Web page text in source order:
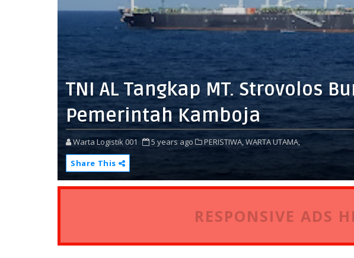
TNI AL Tangkap MT. Strovolos
Pemerintah Kamboja
Warta Logistik 001 5 years ago PERISTIWA,WARTA UTAMA,
Share This
RESPONSIVE ADS